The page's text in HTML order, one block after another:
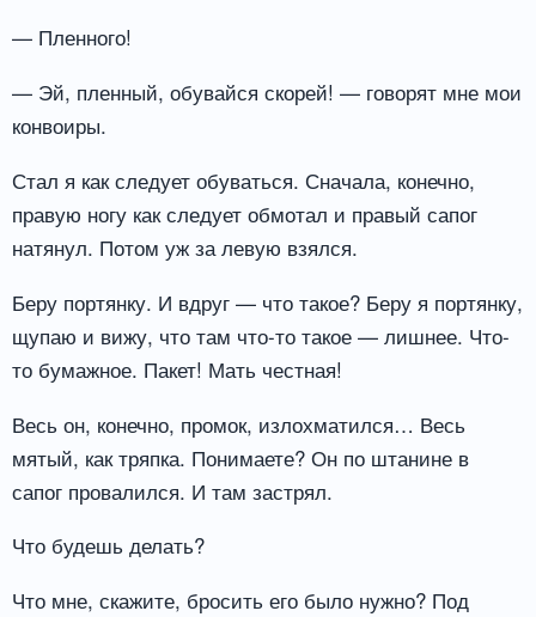
— Пленного!
— Эй, пленный, обувайся скорей! — говорят мне мои
конвоиры.
Стал я как следует обуваться. Сначала, конечно,
правую ногу как следует обмотал и правый сапог
натянул. Потом уж за левую взялся.
Беру портянку. И вдруг — что такое? Беру я портянку,
щупаю и вижу, что там что-то такое — лишнее. Что-
то бумажное. Пакет! Мать честная!
Весь он, конечно, промок, излохматился… Весь
мятый, как тряпка. Понимаете? Он по штанине в
сапог провалился. И там застрял.
Что будешь делать?
Что мне, скажите, бросить его было нужно? Под